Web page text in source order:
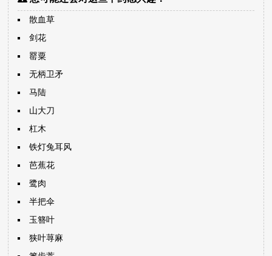
散血草
剑花
罂粟
无柄卫矛
马陆
山大刀
杠木
铁灯兔耳风
芭蕉花
鹭肉
半把伞
玉簪叶
狭叶荨麻